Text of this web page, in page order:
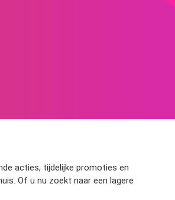
acties, tijdelijke promoties en
Of u nu zoekt naar een lagere